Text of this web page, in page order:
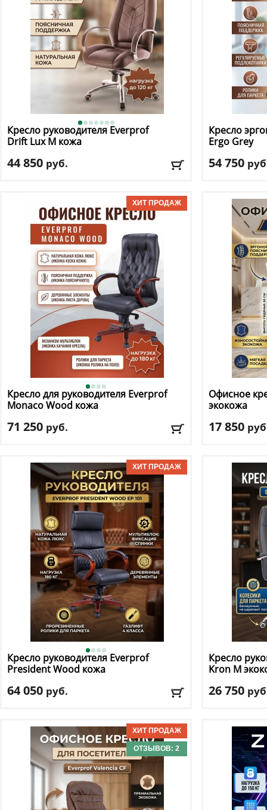
Кресло руководителя Everprof
Drift Lux M кожа
44 850 руб.
: мультиблок
Регулировка по высоте: есть
Материал обивки: натуральная кожа
Подлокотники: да
Доставка:БЕСПЛАТНО, 2-3 дня
Кресло
Ergo Grey
54 750
Механизм
Регулировка
Материал
Доставка:
Кресло для руководителя Everprof
Monaco Wood кожа
71 250 руб.
Механизм качания: мультиблок
Регулировка по высоте: есть
Материал обивки: натуральная кожа
Подлокотники: да
Доставка:БЕСПЛАТНО, 2-3 дня
Офисное
экокожа
17 850
Регулировка
Материал
Крестовина :
Доставка:
Кресло руководителя Everprof
President Wood кожа
64 050 руб.
Механизм качания: мультиблок
Регулировка по высоте: есть
Материал обивки: натуральная кожа
Подлокотники: да
БЕСПЛАТНО, 2-3 дня
Кресло
Kron M
26 750
Механизм
Регулировка
Материал
Доставка:
ОТЗЫВОВ: 2